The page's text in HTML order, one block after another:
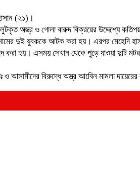
(২১)।
অস্ত্র ও গোলা বারুদ বিক্রয়ের উদ্দেশ্যে কতিপয়
দুই যুবককে আটক করা হয়। এরপর মেহেদি
করা হয়। এসময় সেখান থেকে পুড়ে যাওয়া দুটি
বিরুদ্ধে অস্ত্র আবেিন মামলা দায়েরের